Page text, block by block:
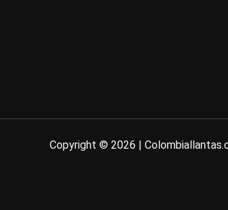
Copyright © 2026 |